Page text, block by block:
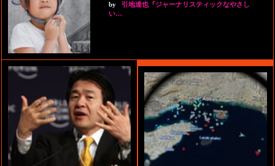
by
引地達也『ジャーナリスティックなやさし
い…